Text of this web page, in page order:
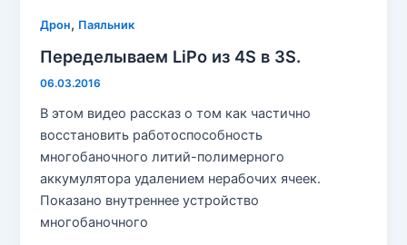
Дрон, Паяльник
Переделываем LiPo из 4S в 3S.
06.03.2016
В этом видео рассказ о том как частично
восстановить работоспособность
многобаночного литий-полимерного
аккумулятора удалением нерабочих ячеек.
Показано внутреннее устройство
многобаночного